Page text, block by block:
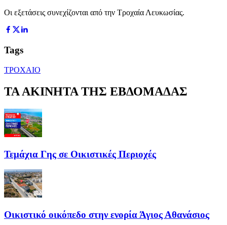
Οι εξετάσεις συνεχίζονται από την Τροχαία Λευκωσίας.
Tags
ΤΡΟΧΑΙΟ
ΤΑ ΑΚΙΝΗΤΑ ΤΗΣ ΕΒΔΟΜΑΔΑΣ
Τεμάχια Γης σε Οικιστικές Περιοχές
Οικιστικό οικόπεδο στην ενορία Άγιος Αθανάσιος